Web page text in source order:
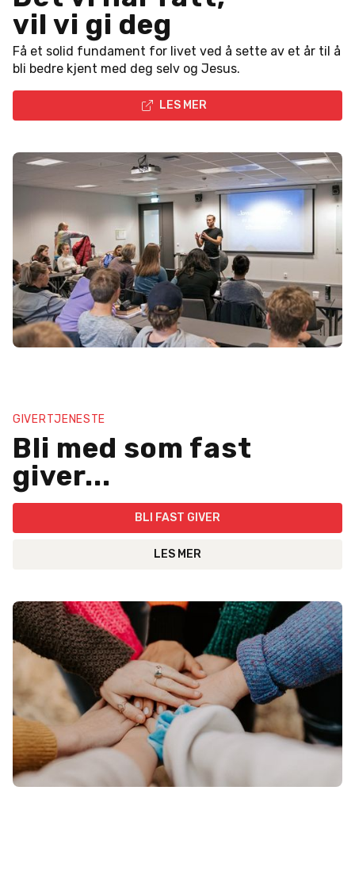
vil vi gi deg
Få et solid fundament for livet ved å sette av et år til å
bli bedre kjent med deg selv og Jesus.
 LES MER
GIVERTJENESTE
Bli med som fast
giver...
BLI FAST GIVER
LES MER